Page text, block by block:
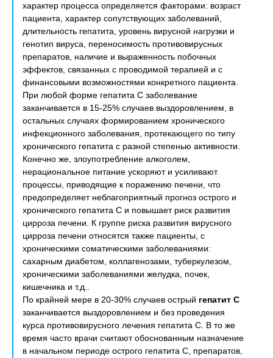
характер процесса определяется факторами: возраст
пациента, характер сопутствующих заболеваний,
длительность гепатита, уровень вирусной нагрузки и
генотип вируса, переносимость противовирусных
препаратов, наличие и выраженность побочных
эффектов, связанных с проводимой терапией и с
финансовыми возможностями конкретного пациента.
При любой форме гепатита С заболевание
заканчивается в 15-25% случаев выздоровлением, в
остальных случаях формированием хронического
инфекционного заболевания, протекающего по типу
хронического гепатита с разной степенью активности.
Конечно же, злоупотребление алкоголем,
нерациональное питание ускоряют и усиливают
процессы, приводящие к поражению печени, что
предопределяет неблагоприятный прогноз острого и
хронического гепатита С и повышает риск развития
цирроза печени. К группе риска развития вирусного
цирроза печени относятся также пациенты, с
хроническими соматическими заболеваниями:
сахарным диабетом, коллагенозами, туберкулезом,
хроническими заболеваниями желудка, почек,
кишечника и т.д..
По крайней мере в 20-30% случаев острый гепатит С
заканчивается выздоровлением и без проведения
курса противовирусного лечения гепатита С. В то же
время часто врачи считают обоснованным назначение
в начальном периоде острого гепатита С, препаратов,